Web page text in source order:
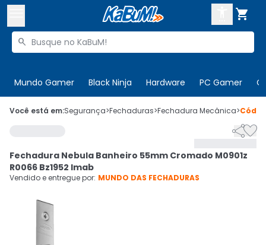

Buscar produtos

Mundo Gamer Black Ninja Hardware PC Gamer
 Olá. Acesse sua conta
Cupons
Ativar tradutor em libras
CADASTRE-SE
Você está em:Segurança>Fechaduras>Fechadura Mecânica>

Fechadura Nebula Banheiro 55mm Cromado M0901z
R0066 Bz1952 Imab
Vendido e entregue por: MUNDO DAS FECHADURAS